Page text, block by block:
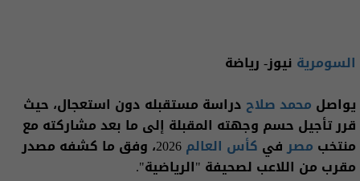
السومرية نيوز- رياضة
يواصل محمد صلاح دراسة مستقبله دون استعجال، حيث
قرر تأجيل حسم وجهته المقبلة إلى ما بعد مشاركته مع
منتخب مصرفي كأس العالم
2026، وفق ما كشفه مصدر
مقرب من اللاعب لصحيفة "الرياضية".